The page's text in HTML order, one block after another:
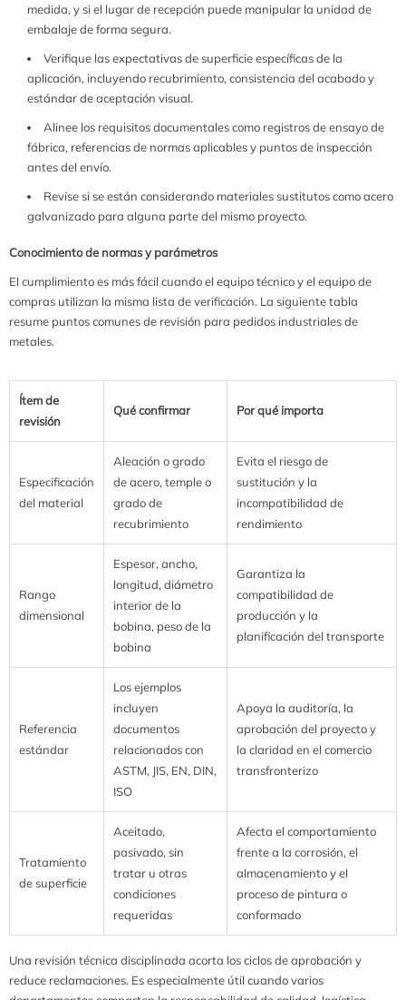
medida, y si el lugar de recepción puede manipular la unidad de
embalaje de forma segura.
Verifique las expectativas de superficie específicas de la
aplicación, incluyendo recubrimiento, consistencia del acabado y
estándar de aceptación visual.
Alinee los requisitos documentales como registros de ensayo de
fábrica, referencias de normas aplicables y puntos de inspección
antes del envío.
Revise si se están considerando materiales sustitutos como acero
galvanizado para alguna parte del mismo proyecto.
Conocimiento de normas y parámetros
El cumplimiento es más fácil cuando el equipo técnico y el equipo de
compras utilizan la misma lista de verificación. La siguiente tabla
resume puntos comunes de revisión para pedidos industriales de
metales.
Ítem de
revisión
Qué confirmar Por qué importa
Especificación
del material
Aleación o grado
de acero, temple o
grado de
recubrimiento
Evita el riesgo de
sustitución y la
incompatibilidad de
rendimiento
Rango
dimensional
Espesor, ancho,
longitud, diámetro
interior de la
bobina, peso de la
bobina
Garantiza la
compatibilidad de
producción y la
planificación del transporte
Referencia
estándar
Los ejemplos
incluyen
documentos
relacionados con
ASTM, JIS, EN, DIN,
ISO
Apoya la auditoría, la
aprobación del proyecto y
la claridad en el comercio
transfronterizo
Tratamiento
de superficie
Aceitado,
pasivado, sin
tratar u otras
condiciones
requeridas
Afecta el comportamiento
frente a la corrosión, el
almacenamiento y el
proceso de pintura o
conformado
Una revisión técnica disciplinada acorta los ciclos de aprobación y
reduce reclamaciones. Es especialmente útil cuando varios